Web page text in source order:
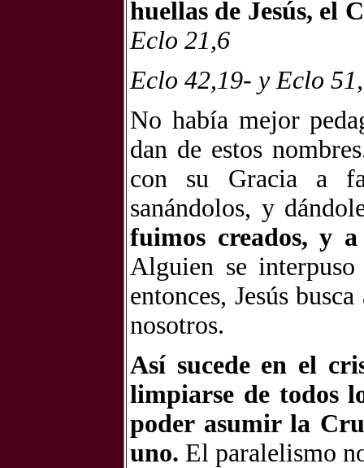
huellas de Jesús, el
Eclo 21,6
Eclo 42,19- y Eclo
No había mejor
dan de estos
con su Gracia a
sanándolos, y
fuimos creados, y
Alguien se
entonces, Jesús
nosotros.
Así sucede en el
limpiarse de todos
poder asumir la
uno. El paralelismo